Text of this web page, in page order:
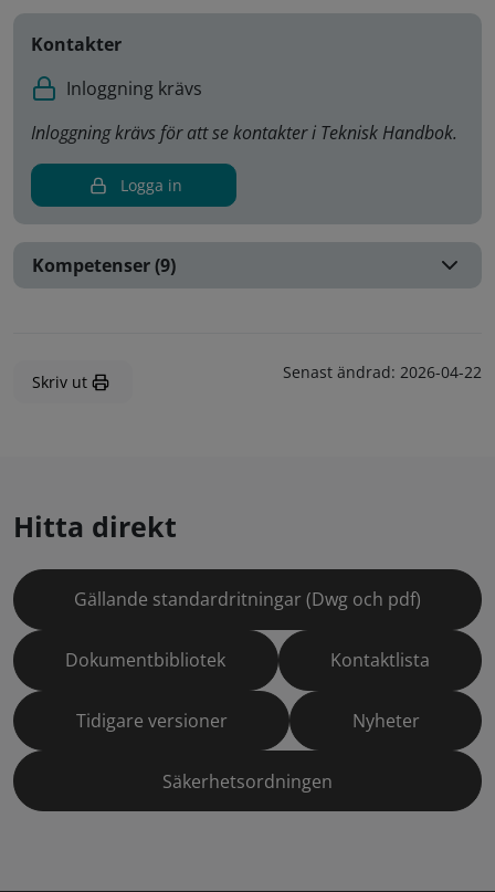
Kontakter
Inloggning krävs
Inloggning krävs för att se kontakter i Teknisk Handbok.
Logga in
Kompetenser (9)
Skriv ut Senast ändrad: 2026-04-22
Hitta direkt
Gällande standardritningar (Dwg och pdf)
Dokumentbibliotek Kontaktlista
Tidigare versioner Nyheter
Säkerhetsordningen